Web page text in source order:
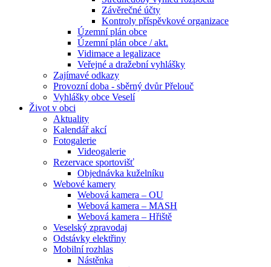
Závěrečné účty
Kontroly příspěvkové organizace
Územní plán obce
Územní plán obce / akt.
Vidimace a legalizace
Veřejné a dražební vyhlášky
Zajímavé odkazy
Provozní doba - sběrný dvůr Přelouč
Vyhlášky obce Veselí
Život v obci
Aktuality
Kalendář akcí
Fotogalerie
Videogalerie
Rezervace sportovišť
Objednávka kuželníku
Webové kamery
Webová kamera – OU
Webová kamera – MASH
Webová kamera – Hřiště
Veselský zpravodaj
Odstávky elektřiny
Mobilní rozhlas
Nástěnka